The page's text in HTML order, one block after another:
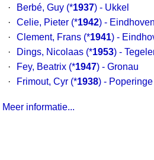
·
Berbé, Guy (*1937) - Ukkel
·
Celie, Pieter (*1942) - Eindhoven
·
Clement, Frans (*1941) -
·
Dings, Nicolaas (*1953) -
·
Fey, Beatrix (*1947) - Gronau
·
Frimout, Cyr (*1938) - Poperinge
Meer informatie...